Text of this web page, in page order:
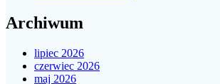
Archiwum
lipiec 2026
czerwiec 2026
maj 2026